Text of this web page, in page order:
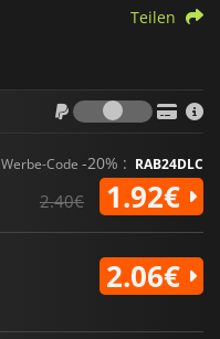
Teilen
Werbe-Code -20% : RAB24DLC
2.40€ 1.92€
2.06€